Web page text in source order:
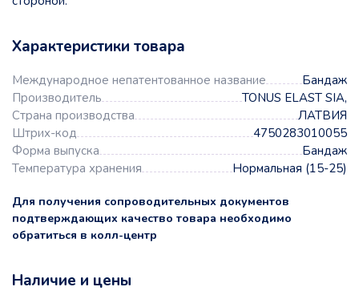
Характеристики товара
Международное непатентованное название
Бандаж
Производитель
TONUS ELAST SIA,
Страна производства
ЛАТВИЯ
Штрих-код
4750283010055
Форма выпуска
Бандаж
Температура хранения
Нормальная (15-25)
Для получения сопроводительных документов
подтверждающих качество товара необходимо
обратиться в колл-центр
Наличие и цены